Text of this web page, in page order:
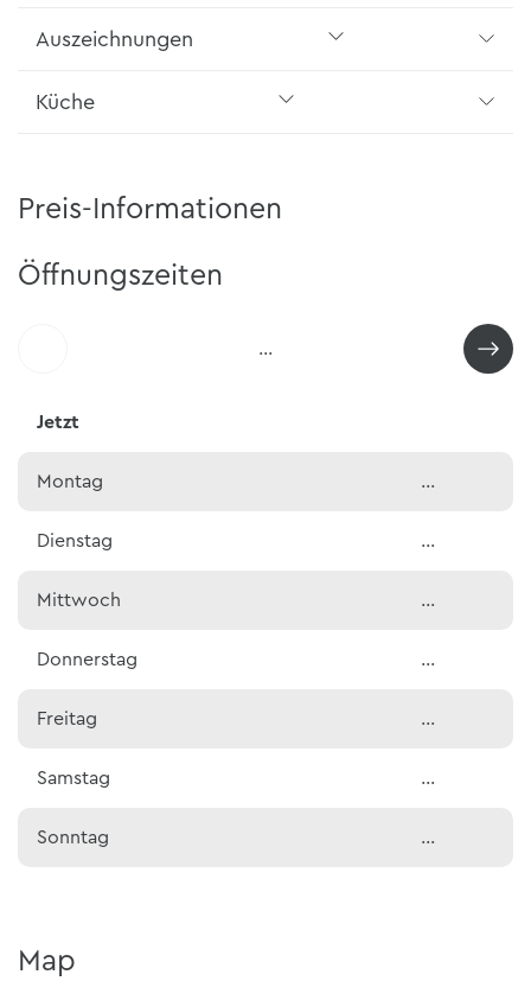
Auszeichnungen
Küche
Preis-Informationen
Öffnungszeiten
…
Jetzt
Montag …
Dienstag …
Mittwoch …
Donnerstag …
Freitag …
Samstag …
Sonntag …
Map